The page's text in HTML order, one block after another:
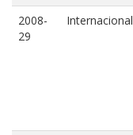
2008-
29
Internacional